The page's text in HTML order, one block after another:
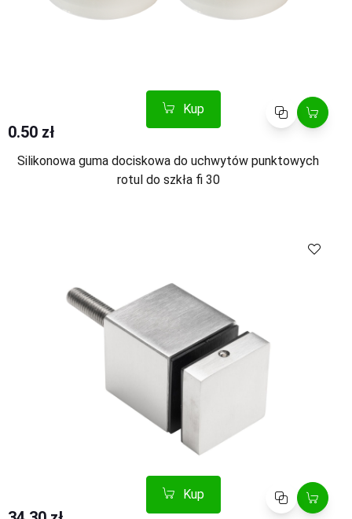
Kup Porównaj
0.50 zł
Silikonowa guma dociskowa do uchwytów punktowych
rotul do szkła fi 30
Kup Porównaj